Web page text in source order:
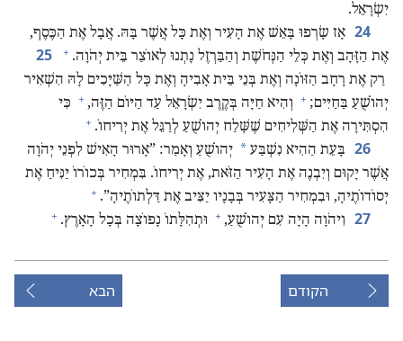
יִשְׂרָאֵל.‏
24 אָז שָׂרְפוּ בָּאֵשׁ אֶת הָעִיר וְאֶת כָּל אֲשֶׁר בָּהּ.‏ אֲבָל אֶת הַכֶּסֶף,‏
אֶת הַזָּהָב וְאֶת כְּלֵי הַנְּחֹשֶׁת וְהַבַּרְזֶל נָתְנוּ לְאוֹצַר בֵּית יְהֹוָה.‏ +
25
רַק אֶת רָחָב הַזּוֹנָה וְאֶת בְּנֵי בֵּית אָבִיהָ וְאֶת כָּל הַשַּׁיָּכִים לָהּ הִשְׁאִיר
יְהוֹשֻׁעַ בַּחַיִּים;‏ + וְהִיא חַיָּה בְּקֶרֶב יִשְׂרָאֵל עַד הַיּוֹם הַזֶּה,‏ + כִּי
הִסְתִּירָה אֶת הַשְּׁלִיחִים שֶׁשָּׁלַח יְהוֹשֻׁעַ לְרַגֵּל אֶת יְרִיחוֹ.‏ +
26 בָּעֵת הַהִיא נִשְׁבַּע * יְהוֹשֻׁעַ וְאָמַר:‏ ”‏אָרוּר הָאִישׁ לִפְנֵי יְהֹוָה
אֲשֶׁר יָקוּם וְיִבְנֶה אֶת הָעִיר הַזֹּאת,‏ אֶת יְרִיחוֹ.‏ בִּמְחִיר בְּכוֹרוֹ יַנִּיחַ אֶת
יְסוֹדוֹתֶיהָ,‏ וּבִמְחִיר הַצָּעִיר בְּבָנָיו יַצִּיב אֶת דַּלְתוֹתֶיהָ”‏.‏ +
27 וִיהֹוָה הָיָה עִם יְהוֹשֻׁעַ,‏ + וּתְהִלָּתוֹ נָפוֹצָה בְּכָל הָאָרֶץ.‏ +
הקודם הבא